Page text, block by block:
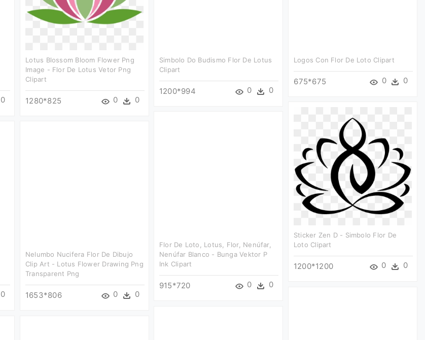
0
Lotus Blossom Bloom Flower Png
Image - Flor De Lotus Vetor Png
Clipart
1280*825 0 0
Simbolo Do Budismo Flor De Lotus
Clipart
1200*994 0 0
Logos Con Flor De Loto Clipart
675*675 0 0
Sticker Zen D - Simbolo Flor De
Loto Clipart
1200*1200 0 0
Flor De Loto, Lotus, Flor, Nenúfar,
Nenúfar Blanco - Bunga Vektor P
Ink Clipart
915*720 0 0
0
Nelumbo Nucifera Flor De Dibujo
Clip Art - Lotus Flower Drawing Png
Transparent Png
1653*806 0 0